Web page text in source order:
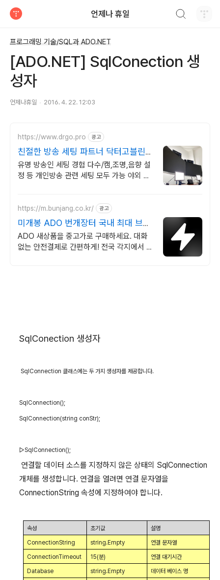
언제나 휴일
프로그래밍 기술/SQL과 ADO.NET
[ADO.NET] SqlConection 생
성자
언제나휴일 2016. 4. 22. 12:03
https://www.drgo.pro 광고
친절한 방송 세팅 파트너 닥터고블린컴
퍼니로 문의주세요
유명 방송인 세팅 경험 다수/캠,조명,음향 설
정 등 개인방송 관련 세팅 모두 가능 야외 방
https://m.bunjang.co.kr/ 광고
미개봉 ADO 번개장터 국내 최대 브랜
드 중고거래
ADO 새상품을 중고가로 구매하세요. 대화
없는 안전결제로 간편하게! 전국 각지에서 올
SqlConection생성자
SqlConnection클래스에는 두 가지 생성자를 제공합니다.
SqlConnection();
SqlConnection(string conStr);
▷SqlConnection();
연결할 데이터 소스를 지정하지 않은 상태의 SqlConnection
개체를 생성합니다. 연결을 열려면 연결 문자열을
ConnectionString 속성에 지정하여야 합니다.
속성 초기값 설명
ConnectionString string.Empty 연결 문자열
ConnectionTimeout 15(분) 연결 대기시간
Database string.Empty 데이터 베이스 명